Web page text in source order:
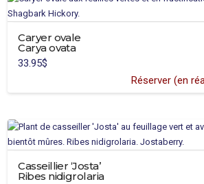
Caryer ovale
Carya ovata
33.95$
Réserver (en
Casseillier ‘Josta’
Ribes nidigrolaria